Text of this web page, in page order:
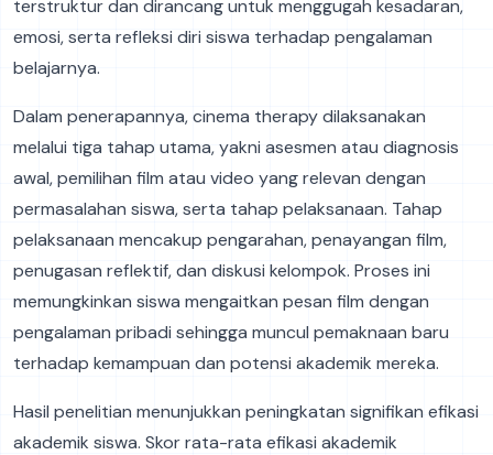
terstruktur dan dirancang untuk menggugah kesadaran,
emosi, serta refleksi diri siswa terhadap pengalaman
belajarnya.
Dalam penerapannya, cinema therapy dilaksanakan
melalui tiga tahap utama, yakni asesmen atau diagnosis
awal, pemilihan film atau video yang relevan dengan
permasalahan siswa, serta tahap pelaksanaan. Tahap
pelaksanaan mencakup pengarahan, penayangan film,
penugasan reflektif, dan diskusi kelompok. Proses ini
memungkinkan siswa mengaitkan pesan film dengan
pengalaman pribadi sehingga muncul pemaknaan baru
terhadap kemampuan dan potensi akademik mereka.
Hasil penelitian menunjukkan peningkatan signifikan efikasi
akademik siswa. Skor rata-rata efikasi akademik